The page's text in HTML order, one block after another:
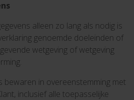
alleen zo lang als nodig is
genoemde doeleinden of
wetgeving of wetgeving
bewaren in overeenstemming met
inclusief alle toepasselijke